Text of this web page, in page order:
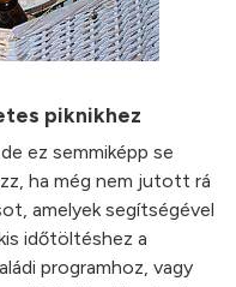
piknikhez
ez semmiképp se
ha még nem jutott rá
amelyek segítségével
időtöltéshez a
programhoz, vagy